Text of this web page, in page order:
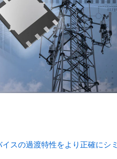
スの過渡特性をより正確にシミ